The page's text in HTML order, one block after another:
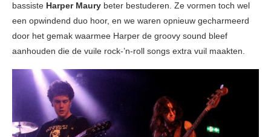
bassiste Harper Maury beter bestuderen. Ze vormen toch wel
een opwindend duo hoor, en we waren opnieuw gecharmeerd
door het gemak waarmee Harper de groovy sound bleef
aanhouden die de vuile rock-’n-roll songs extra vuil maakten.